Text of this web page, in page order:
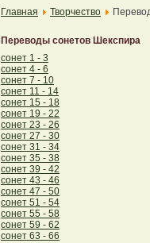
Главная Творчество
Переводы сонетов Шекспира
сонет 1 - 3
сонет 4 - 6
сонет 7 - 10
сонет 11 - 14
сонет 15 - 18
сонет 19 - 22
сонет 23 - 26
сонет 27 - 30
сонет 31 - 34
сонет 35 - 38
сонет 39 - 42
сонет 43 - 46
сонет 47 - 50
сонет 51 - 54
сонет 55 - 58
сонет 59 - 62
сонет 63 - 66